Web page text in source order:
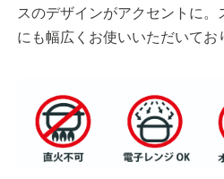
スのデザインがアクセントに
にも幅広くお使いいただいてお